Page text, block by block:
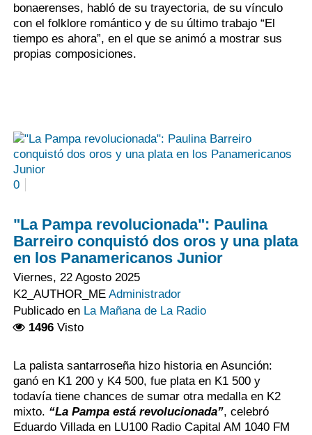
bonaerenses, habló de su trayectoria, de su vínculo
con el folklore romántico y de su último trabajo “El
tiempo es ahora”, en el que se animó a mostrar sus
propias composiciones.
0
"La Pampa revolucionada": Paulina
Barreiro conquistó dos oros y una plata
en los Panamericanos Junior
Viernes, 22 Agosto 2025
K2_AUTHOR_ME Administrador
Publicado en La Mañana de La Radio
1496 Visto
La palista santarroseña hizo historia en Asunción:
ganó en K1 200 y K4 500, fue plata en K1 500 y
todavía tiene chances de sumar otra medalla en K2
mixto. “La Pampa está revolucionada”, celebró
Eduardo Villada en LU100 Radio Capital AM 1040 FM